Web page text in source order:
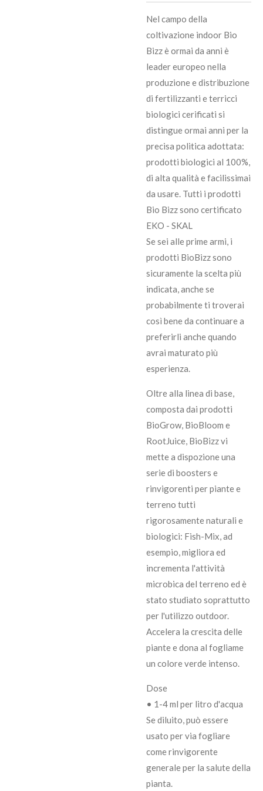
Nel campo della
coltivazione indoor Bio
Bizz è ormai da anni è
leader europeo nella
produzione e distribuzione
di fertilizzanti e terricci
biologici cerificati si
distingue ormai anni per la
precisa politica adottata:
prodotti biologici al 100%,
di alta qualità e facilissimai
da usare. Tutti i prodotti
Bio Bizz sono certificato
EKO - SKAL
Se sei alle prime armi, i
prodotti BioBizz sono
sicuramente la scelta più
indicata, anche se
probabilmente ti troverai
così bene da continuare a
preferirli anche quando
avrai maturato più
esperienza.
Oltre alla linea di base,
composta dai prodotti
BioGrow, BioBloom e
RootJuice, BioBizz vi
mette a dispozione una
serie di boosters e
rinvigorenti per piante e
terreno tutti
rigorosamente naturali e
biologici: Fish-Mix, ad
esempio, migliora ed
incrementa l'attività
microbica del terreno ed è
stato studiato soprattutto
per l'utilizzo outdoor.
Accelera la crescita delle
piante e dona al fogliame
un colore verde intenso.
Dose
• 1-4 ml per litro d'acqua
Se diluito, può essere
usato per via fogliare
come rinvigorente
generale per la salute della
pianta.